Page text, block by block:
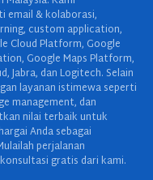
email & kolaborasi,
custom application,
Cloud Platform, Google
Google Maps Platform,
Jabra, dan Logitech. Selain
layanan istimewa seperti
management, dan
nilai terbaik untuk
Anda sebagai
perjalanan
gratis dari kami.